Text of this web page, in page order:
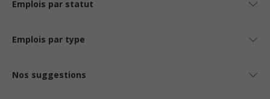
Emplois par statut
Emplois par type
Nos suggestions